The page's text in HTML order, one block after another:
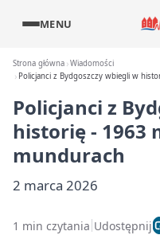
MENU
Strona główna Wiadomości
Policjanci z Bydgoszczy wbiegli w
Policjanci z
historię - 1963
mundurach
2 marca 2026
1 min czytania Udostępnij